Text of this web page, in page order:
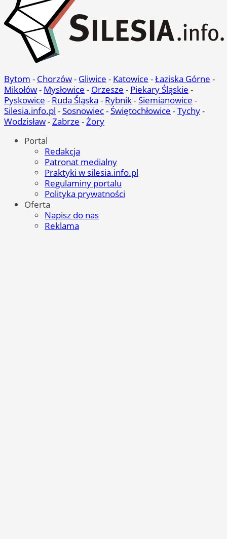
Bytom - Chorzów- Gliwice - Katowice -Łaziska Górne -
Mikołów- Mysłowice - Orzesze - Piekary Śląskie -
Pyskowice - Ruda Śląska - Rybnik-Siemianowice -
Silesia.info.pl -Sosnowiec-Świętochłowice -Tychy-
Wodzisław-Zabrze -Żory
Portal
Redakcja
Patronat medialny
Praktyki w silesia.info.pl
Regulaminy portalu
Polityka prywatności
Oferta
Napisz do nas
Reklama